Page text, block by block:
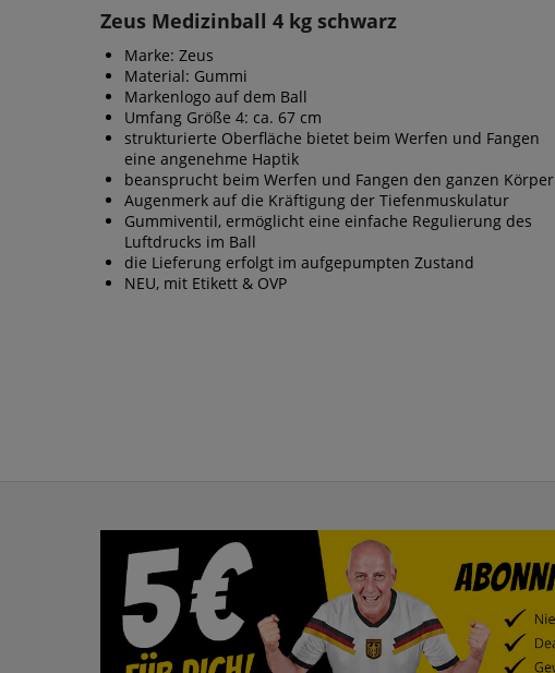
Zeus Medizinball 4 kg schwarz
Marke: Zeus
Material: Gummi
Markenlogo auf dem Ball
Umfang Größe 4: ca. 67 cm
strukturierte Oberfläche bietet beim Werfen und Fangen
eine angenehme Haptik
beansprucht beim Werfen und Fangen den ganzen Körper
Augenmerk auf die Kräftigung der Tiefenmuskulatur
Gummiventil, ermöglicht eine einfache Regulierung des
Luftdrucks im Ball
die Lieferung erfolgt im aufgepumpten Zustand
NEU, mit Etikett & OVP